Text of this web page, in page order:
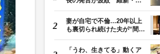
妻が自宅で不倫…20年以上
も裏切られ続けた夫が“間
「うわ、生きてる」動くア